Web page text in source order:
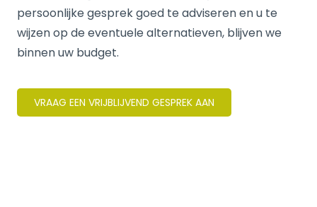
persoonlijke gesprek goed te adviseren en u te
wijzen op de eventuele alternatieven, blijven we
binnen uw budget.
VRAAG EEN VRIJBLIJVEND GESPREK AAN